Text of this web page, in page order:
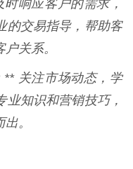
响应客户的需求，
的交易指导，帮助客
关系。
关注市场动态，学
知识和营销技巧，
。